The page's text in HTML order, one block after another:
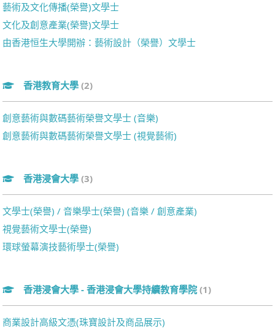
藝術及文化傳播(榮譽)文學士
文化及創意產業(榮譽)文學士
由香港恒生大學開辦：藝術設計（榮譽）文學士
香港教育大學 (2)
創意藝術與數碼藝術榮譽文學士 (音樂)
創意藝術與數碼藝術榮譽文學士 (視覺藝術)
香港浸會大學 (3)
文學士(榮譽) / 音樂學士(榮譽) (音樂 / 創意產業)
視覺藝術文學士(榮譽)
環球螢幕演技藝術學士(榮譽)
香港浸會大學 - 香港浸會大學持續教育學院 (1)
商業設計高級文憑(珠寶設計及商品展示)